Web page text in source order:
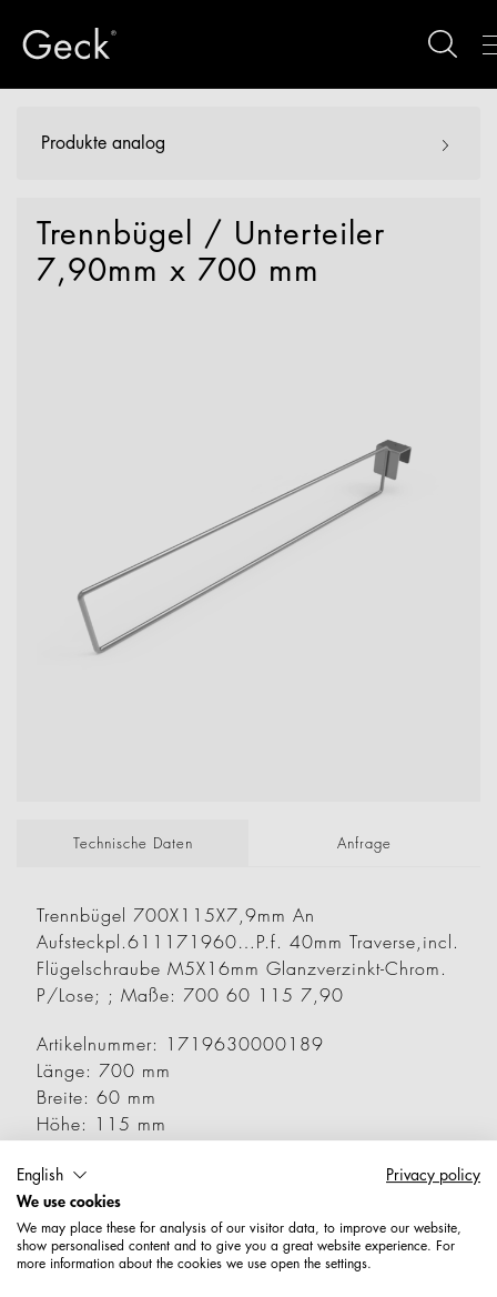
Produkte analog
Trennbügel / Unterteiler
7,90mm x 700 mm
Technische Daten Anfrage
Trennbügel 700X115X7,9mm An
Aufsteckpl.611171960…P.f. 40mm Traverse,incl.
Flügelschraube M5X16mm Glanzverzinkt-Chrom.
P/Lose; ; Maße: 700 60 115 7,90
Artikelnummer: 1719630000189
Länge: 700 mm
Breite: 60 mm
Höhe: 115 mm
Nettogewicht: 0,884 kg
Varianten
English
Privacy policy
We use cookies
We may place these for analysis of our visitor data, to improve our website,
show personalised content and to give you a great website experience. For
more information about the cookies we use open the settings.